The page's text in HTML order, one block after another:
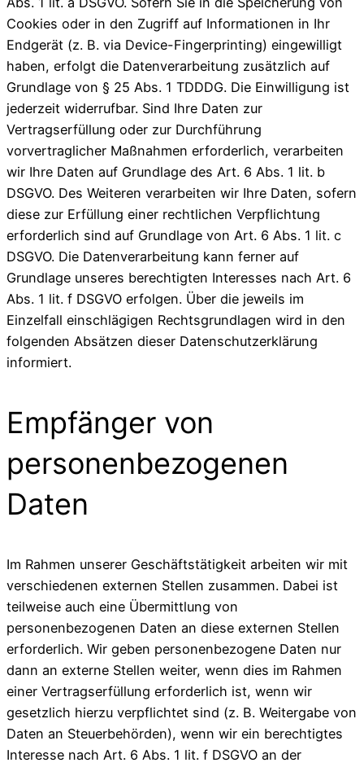
Cookies oder in den Zugriff auf Informationen in Ihr
Endgerät (z. B. via Device-Fingerprinting) eingewilligt
haben, erfolgt die Datenverarbeitung zusätzlich auf
Grundlage von § 25 Abs. 1 TDDDG. Die Einwilligung ist
jederzeit widerrufbar. Sind Ihre Daten zur
Vertragserfüllung oder zur Durchführung
vorvertraglicher Maßnahmen erforderlich, verarbeiten
wir Ihre Daten auf Grundlage des Art. 6 Abs. 1 lit. b
DSGVO. Des Weiteren verarbeiten wir Ihre Daten, sofern
diese zur Erfüllung einer rechtlichen Verpflichtung
erforderlich sind auf Grundlage von Art. 6 Abs. 1 lit. c
DSGVO. Die Datenverarbeitung kann ferner auf
Grundlage unseres berechtigten Interesses nach Art. 6
Abs. 1 lit. f DSGVO erfolgen. Über die jeweils im
Einzelfall einschlägigen Rechtsgrundlagen wird in den
folgenden Absätzen dieser Datenschutzerklärung
informiert.
Empfänger von
personenbezogenen
Daten
Im Rahmen unserer Geschäftstätigkeit arbeiten wir mit
verschiedenen externen Stellen zusammen. Dabei ist
teilweise auch eine Übermittlung von
personenbezogenen Daten an diese externen Stellen
erforderlich. Wir geben personenbezogene Daten nur
dann an externe Stellen weiter, wenn dies im Rahmen
einer Vertragserfüllung erforderlich ist, wenn wir
gesetzlich hierzu verpflichtet sind (z. B. Weitergabe von
Daten an Steuerbehörden), wenn wir ein berechtigtes
Interesse nach Art. 6 Abs. 1 lit. f DSGVO an der